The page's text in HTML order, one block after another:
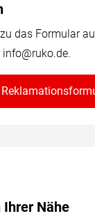
das Formular
info@ruko.de.
Ihrer Nähe